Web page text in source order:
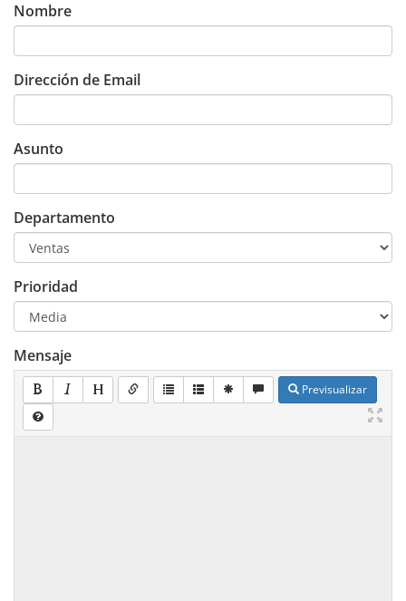
Nombre
Dirección de Email
Asunto
Departamento
Prioridad
Mensaje
Previsualizar